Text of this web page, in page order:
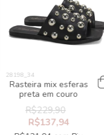
Rasteira mix esferas
preta em couro
R$229,90
R$137,94